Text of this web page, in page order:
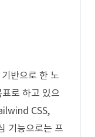
반으로 한 노
로 하고 있으
CSS,
기능으로는 프